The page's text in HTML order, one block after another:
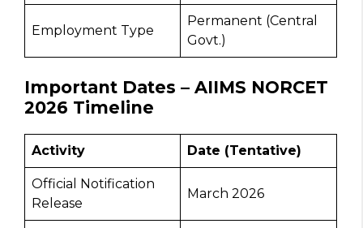
Employment Type
Permanent (Central
Govt.)
Important Dates – AIIMS NORCET
2026 Timeline
Activity Date (Tentative)
Official Notification
Release
March 2026